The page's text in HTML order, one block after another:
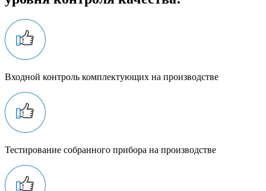
Входной контроль комплектующих на производстве
Тестирование собранного прибора на производстве